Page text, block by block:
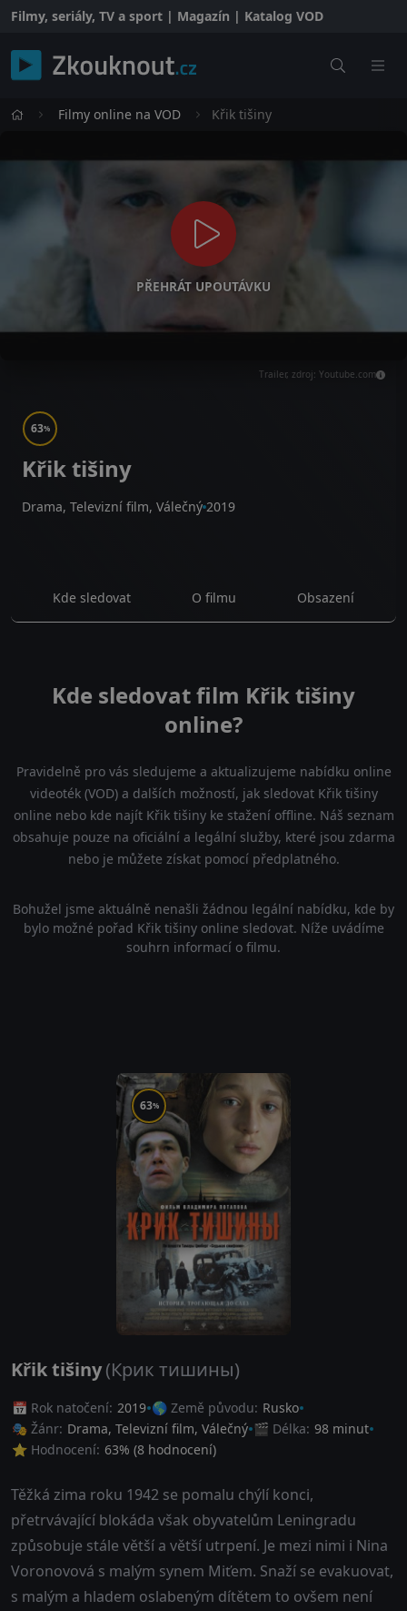
Filmy, seriály, TV a sport | Magazín | Katalog VOD
Filmy online na VOD Křik tišiny
PŘEHRÁT UPOUTÁVKU
Trailer, zdroj: Youtube.com
63%
Křik tišiny
Drama, Televizní film, Válečný 2019
Kde sledovat O filmu Obsazení
Kde sledovat film Křik tišiny
online?
Pravidelně pro vás sledujeme a aktualizujeme nabídku online
videoték (VOD) a dalších možností, jak sledovat Křik tišiny
online nebo kde najít Křik tišiny ke stažení offline. Náš seznam
obsahuje pouze na oficiální a legální služby, které jsou zdarma
nebo je můžete získat pomocí předplatného.
Bohužel jsme aktuálně nenašli žádnou legální nabídku, kde by
bylo možné pořad Křik tišiny online sledovat. Níže uvádíme
souhrn informací o filmu.
63%
Křik tišiny(Крик тишины)
📅 Rok natočení: 2019 🌎 Země původu: Rusko
🎭 Žánr: Drama, Televizní film, Válečný 🎬 Délka: 98 minut
⭐ Hodnocení: 63% (8 hodnocení)
Těžká zima roku 1942 se pomalu chýlí konci,
přetrvávající blokáda však obyvatelům Leningradu
způsobuje stále větší a větší utrpení. Je mezi nimi i Nina
Voronovová s malým synem Miťem. Snaží se evakuovat,
s malým a hladem oslabeným dítětem to ovšem není